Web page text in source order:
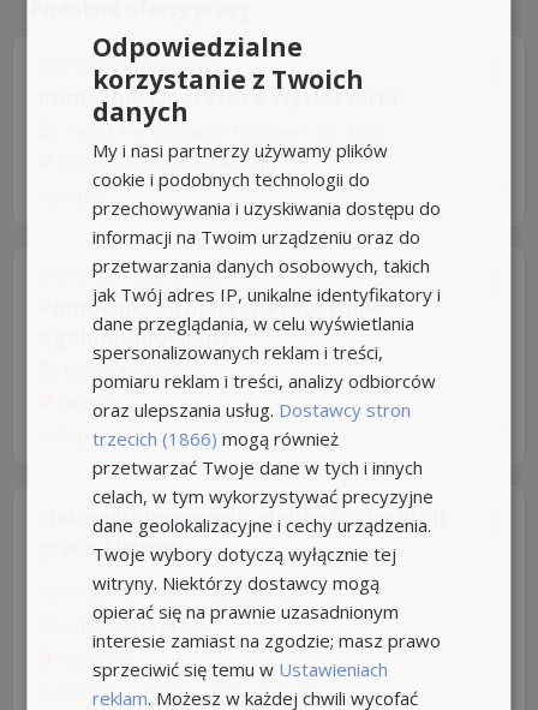
Oferta sponsorowana
Pomocnik Operatora Wytłaczarki
Terez Performance Polymers Sp. z o.o
Głogów Małopolski+12km
Oferta sponsorowana
Pomocnik zbrojarza/ Pracownik
ogólnobudowlany
Łączpol sp z o.o
Niemcy
aplikuj.pl
Elektryk/ Pomocnik elektryka (m/k/d)
praca Niemcy
Umowa o pracę Rodzaj pracy: Stała
WROSYSTEM
2 dni temu -Aplikuj szybko z Nuzle
Odpowiedzialne
korzystanie z Twoich
danych
My i nasi partnerzy używamy plików
cookie i podobnych technologii do
przechowywania i uzyskiwania dostępu do
informacji na Twoim urządzeniu oraz do
przetwarzania danych osobowych, takich
jak Twój adres IP, unikalne identyfikatory i
dane przeglądania, w celu wyświetlania
spersonalizowanych reklam i treści,
pomiaru reklam i treści, analizy odbiorców
oraz ulepszania usług. Dostawcy stron
trzecich (1866) mogą również
przetwarzać Twoje dane w tych i innych
celach, w tym wykorzystywać precyzyjne
dane geolokalizacyjne i cechy urządzenia.
Twoje wybory dotyczą wyłącznie tej
witryny. Niektórzy dostawcy mogą
opierać się na prawnie uzasadnionym
interesie zamiast na zgodzie; masz prawo
sprzeciwić się temu w Ustawieniach
reklam. Możesz w każdej chwili wycofać